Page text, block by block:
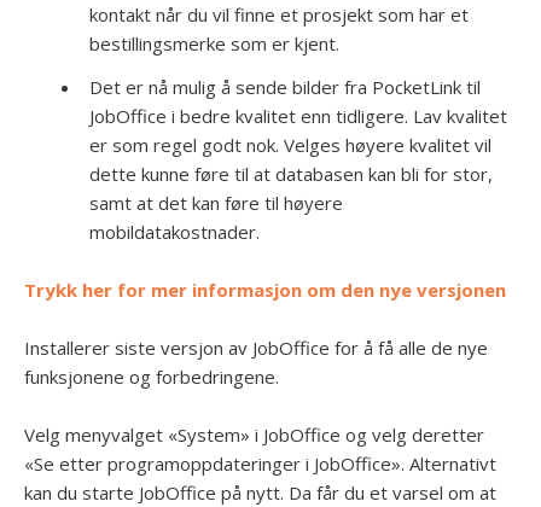
kontakt når du vil finne et prosjekt som har et
bestillingsmerke som er kjent.
Det er nå mulig å sende bilder fra PocketLink til
JobOffice i bedre kvalitet enn tidligere. Lav kvalitet
er som regel godt nok. Velges høyere kvalitet vil
dette kunne føre til at databasen kan bli for stor,
samt at det kan føre til høyere
mobildatakostnader.
Trykk her for mer informasjon om den nye versjonen
Installerer siste versjon av JobOffice for å få alle de nye
funksjonene og forbedringene.
Velg menyvalget «System» i JobOffice og velg deretter
«Se etter programoppdateringer i JobOffice». Alternativt
kan du starte JobOffice på nytt. Da får du et varsel om at